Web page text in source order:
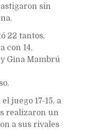
sin
22 tantos,
con 14,
Gina Mambrú
juego 17-15, a
realizaron un
a sus rivales